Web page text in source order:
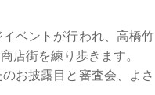
ベントが行われ、高橋竹
店街を練り歩きます。
お披露目と審査会、よさ